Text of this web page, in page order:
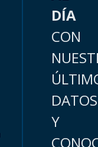
DÍA
CON
DATOS
Y